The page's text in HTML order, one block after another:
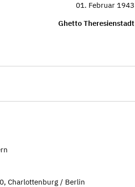
01. Februar 1943
Ghetto Theresienstadt
Charlottenburg / Berlin